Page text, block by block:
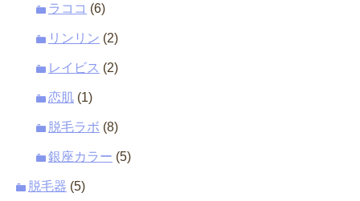
ラココ (6)
リンリン (2)
レイビス (2)
恋肌 (1)
脱毛ラボ (8)
銀座カラー (5)
脱毛器 (5)